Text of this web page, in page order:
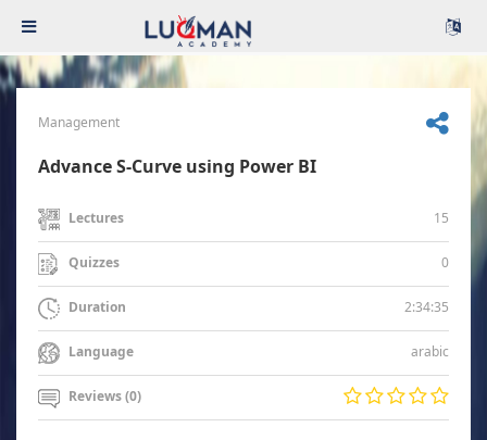
Management
Advance S-Curve using Power BI
Lectures 15
Quizzes 0
Duration 2:34:35
Language arabic
Reviews (0)